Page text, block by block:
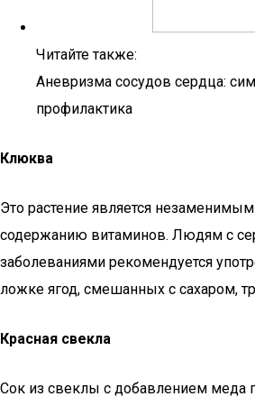
Читайте также:
Аневризма сосудов сердца:
профилактика
Клюква
Это растение является
содержанию витаминов. Людям с
заболеваниями рекомендуется
ложке ягод, смешанных с сахаром,
Красная свекла
Сок из свеклы с добавлением меда